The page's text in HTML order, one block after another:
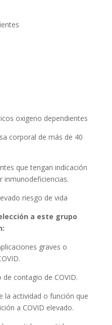
oxigeno dependientes
corporal de más de 40
que tengan indicación
inmunodeficiencias.
riesgo de vida
a este grupo
graves o
contagio de COVID.
la actividad o función que
a COVID elevado.